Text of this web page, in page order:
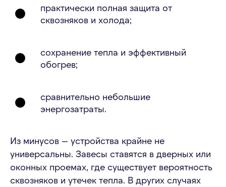
практически полная защита от
сквозняков и холода;
сохранение тепла и эффективный
обогрев;
сравнительно небольшие
энергозатраты.
Из минусов — устройства крайне не
универсальны. Завесы ставятся в дверных или
оконных проемах, где существует вероятность
сквозняков и утечек тепла. В других случаях